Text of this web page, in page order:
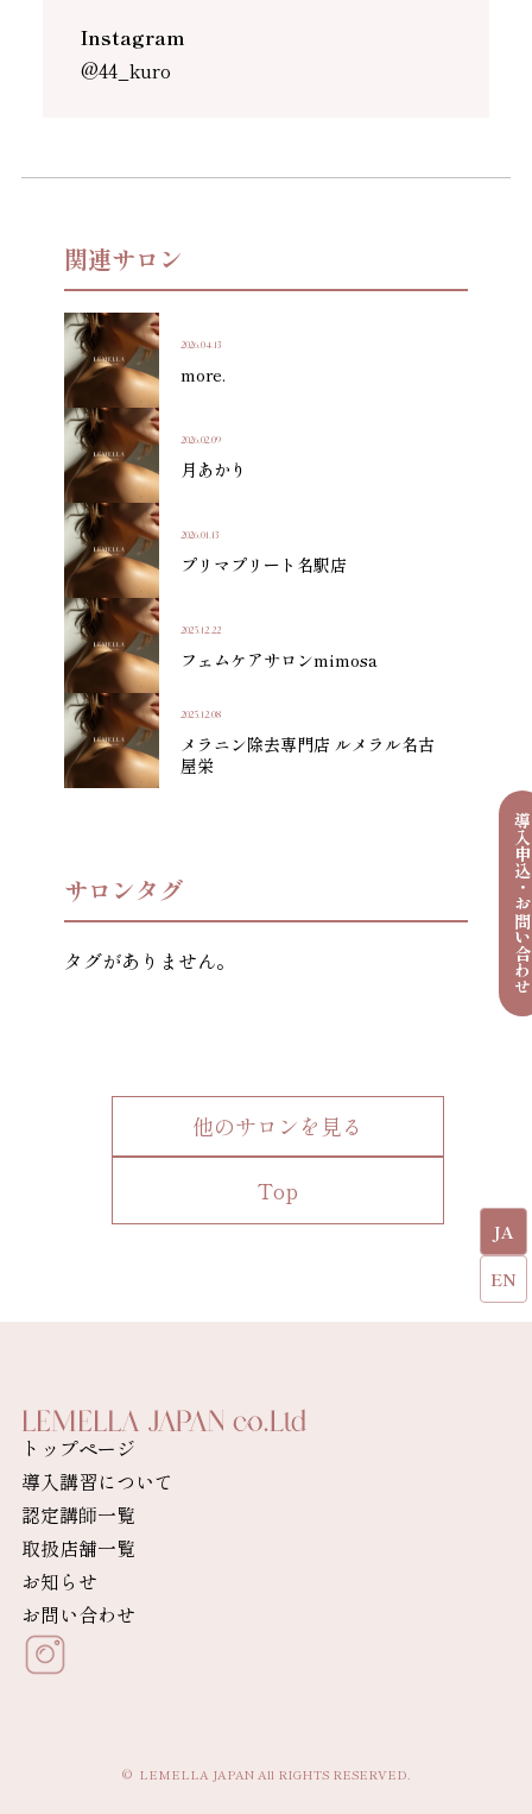
導入申込・
JA
EN
Instagram
@44_kuro
関連サロン
2026.04.13
more.
2026.02.09
月あかり
2026.01.13
プリマプリート名駅店
2025.12.22
フェムケアサロンmimosa
2025.12.08
メラニン除去専門店 ルメラル名古
屋栄
サロンタグ
タグがありません。
他のサロンを見る
Top
トップページ
導入講習について
認定講師一覧
取扱店舗一覧
お知らせ
お問い合わせ
© LEMELLA JAPAN All RIGHTS RESERVED.